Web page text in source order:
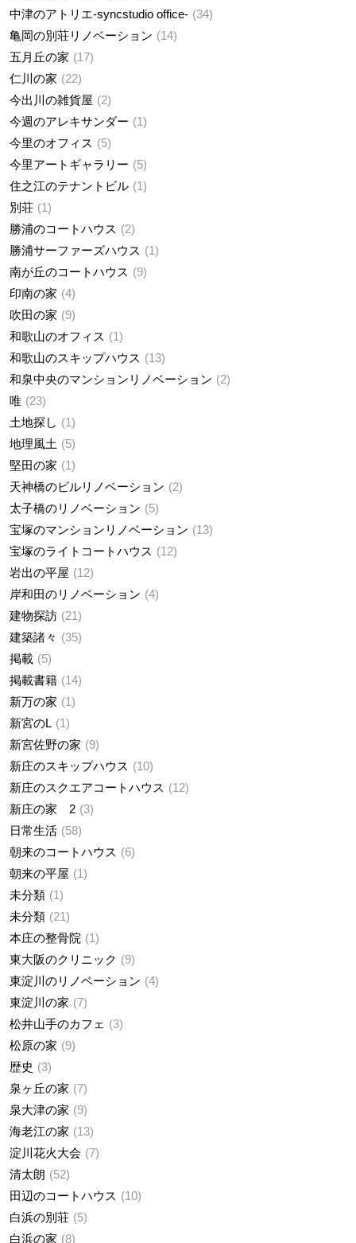
中津のアトリエ-syncstudio office- 34
亀岡の別荘リノベーション
14
五月丘の家
17
仁川の家
22
今出川の雑貨屋
2
今週のアレキサンダー
1
今里のオフィス
5
今里アートギャラリー
5
住之江のテナントビル
1
別荘
1
勝浦のコートハウス
2
勝浦サーファーズハウス
1
南が丘のコートハウス
9
印南の家
4
吹田の家
9
和歌山のオフィス
1
和歌山のスキップハウス
13
和泉中央のマンションリノベーション
2
唯
23
土地探し
1
地理風土
5
堅田の家
1
天神橋のビルリノベーション
2
太子橋のリノベーション
5
宝塚のマンションリノベーション
13
宝塚のライトコートハウス
12
岩出の平屋
12
岸和田のリノベーション
4
建物探訪
21
建築諸々
35
掲載
5
掲載書籍
14
新万の家
1
新宮のL
1
新宮佐野の家
9
新庄のスキップハウス
10
新庄のスクエアコートハウス
12
新庄の家 2 3
日常生活
58
朝来のコートハウス
6
朝来の平屋
1
未分類
1
未分類
21
本庄の整骨院
1
東大阪のクリニック
9
東淀川のリノベーション
4
東淀川の家
7
松井山手のカフェ
3
松原の家
9
歴史
3
泉ヶ丘の家
7
泉大津の家
9
海老江の家
13
淀川花火大会
7
清太朗
52
田辺のコートハウス
10
白浜の別荘
5
白浜の家
8